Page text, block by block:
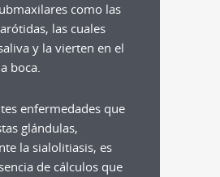
como las
las cuales
y la vierten en el
boca.
enfermedades que
glándulas,
la sialolitiasis, es
de cálculos que